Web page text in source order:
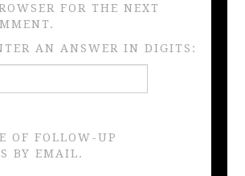
FOR THE NEXT
AN ANSWER IN DIGITS:
OF FOLLOW-UP
BY EMAIL.